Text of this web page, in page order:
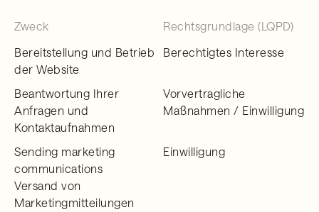
Zweck
Rechtsgrundlage (LQPD)
Bereitstellung und Betrieb
der Website
Berechtigtes Interesse
Beantwortung Ihrer
Anfragen und
Kontaktaufnahmen
Vorvertragliche
Maßnahmen / Einwilligung
Sending marketing
communications
Versand von
Marketingmitteilungen
Einwilligung